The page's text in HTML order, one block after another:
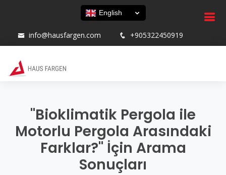
English
info@hausfargen.com +905322450919
"Bioklimatik Pergola ile
Motorlu Pergola Arasındaki
Farklar?" İçin Arama
Sonuçları